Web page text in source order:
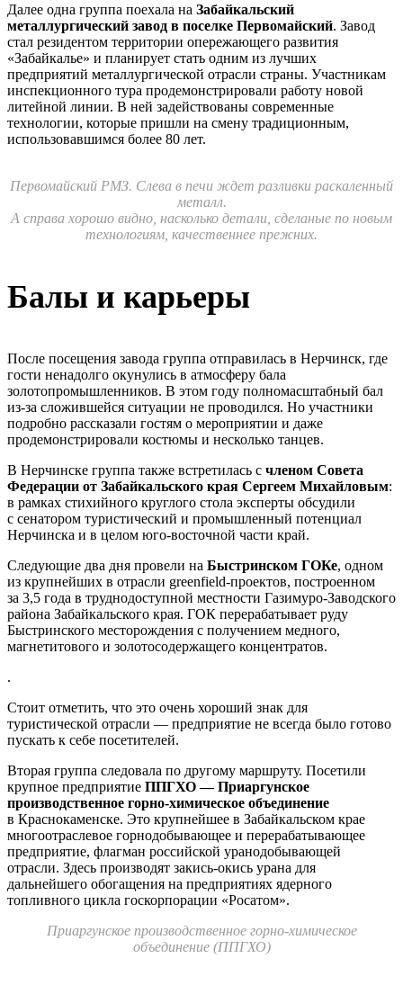
Далее одна группа поехала на Забайкальский
металлургический завод в поселке Первомайский. Завод
стал резидентом территории опережающего развития
«Забайкалье» и планирует стать одним из лучших
предприятий металлургической отрасли страны. Участникам
инспекционного тура продемонстрировали работу новой
литейной линии. В ней задействованы современные
технологии, которые пришли на смену традиционным,
использовавшимся более 80 лет.
Первомайский РМЗ. Слева в печи ждет разливки раскаленный
металл.
А справа хорошо видно, насколько детали, сделаные по новым
технологиям, качественнее прежних.
Балы и карьеры
После посещения завода группа отправилась в Нерчинск, где
гости ненадолго окунулись в атмосферу бала
золотопромышленников. В этом году полномасштабный бал
из-за сложившейся ситуации не проводился. Но участники
подробно рассказали гостям о мероприятии и даже
продемонстрировали костюмы и несколько танцев.
В Нерчинске группа также встретилась с членом Совета
Федерации от Забайкальского края Сергеем Михайловым:
в рамках стихийного круглого стола эксперты обсудили
с сенатором туристический и промышленный потенциал
Нерчинска и в целом юго-восточной части край.
Следующие два дня провели на Быстринском ГОКе, одном
из крупнейших в отрасли greenfield-проектов, построенном
за 3,5 года в труднодоступной местности Газимуро-Заводского
района Забайкальского края. ГОК перерабатывает руду
Быстринского месторождения с получением медного,
магнетитового и золотосодержащего концентратов.
.
Стоит отметить, что это очень хороший знак для
туристической отрасли — предприятие не всегда было готово
пускать к себе посетителей.
Вторая группа следовала по другому маршруту. Посетили
крупное предприятие ППГХО — Приаргунское
производственное горно-химическое объединение
в Краснокаменске. Это крупнейшее в Забайкальском крае
многоотраслевое горнодобывающее и перерабатывающее
предприятие, флагман российской уранодобывающей
отрасли. Здесь производят закись-окись урана для
дальнейшего обогащения на предприятиях ядерного
топливного цикла госкорпорации «Росатом».
Приаргунское производственное горно-химическое
объединение (ППГХО)